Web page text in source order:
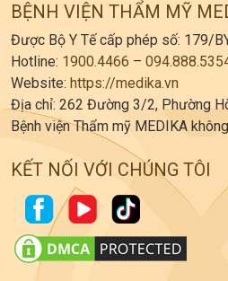
BỆNH VIỆN THẨM MỸ
Được Bộ Y Tế cấp phép số: 179/
Hotline: 1900.4466 –
Website: https://medika.vn
Địa chỉ: 262 Đường 3/2, Phường
Bệnh viện Thẩm mỹ MEDIKA
KẾT NỐI VỚI CHÚNG TÔI